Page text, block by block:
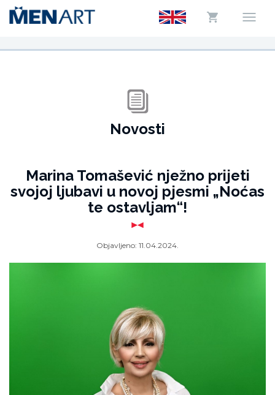
Novosti
Marina Tomašević nježno prijeti
svojoj ljubavi u novoj pjesmi „Noćas
te ostavljam“!
Objavljeno: 11.04.2024.